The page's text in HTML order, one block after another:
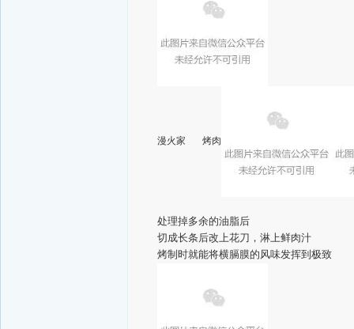
漫火家 烤肉
处理掉多余的油脂后
切成长条后改上花刀，淋上鲜肉汁
烤制时就能将横膈膜的风味发挥到极致